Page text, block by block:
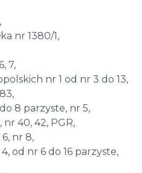
nr 1380/1,
7,
nr 1 od nr 3 do 13,
8 parzyste, nr 5,
nr 40, 42, PGR,
nr 8,
od nr 6 do 16 parzyste,